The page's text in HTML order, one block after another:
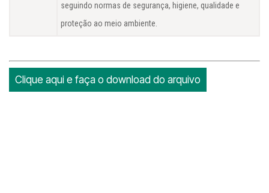
seguindo normas de segurança, higiene, qualidade e
proteção ao meio ambiente.
Clique aqui e faça o download do arquivo